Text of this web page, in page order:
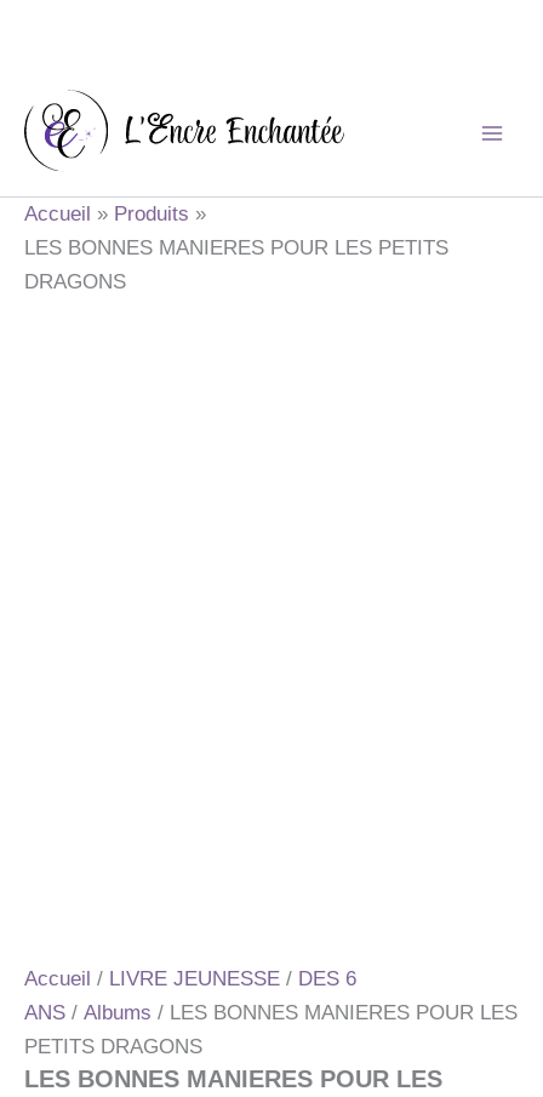
contenu
Accueil
Produits
LES BONNES MANIERES POUR LES PETITS
DRAGONS
Accueil / LIVRE JEUNESSE / DES 6
ANS / Albums / LES BONNES MANIERES POUR LES
PETITS DRAGONS
LES BONNES MANIERES POUR LES